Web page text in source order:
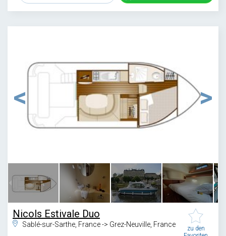
Nicols Estivale Duo
Sablé-sur-Sarthe, France -> Grez-Neuville, France
zu den